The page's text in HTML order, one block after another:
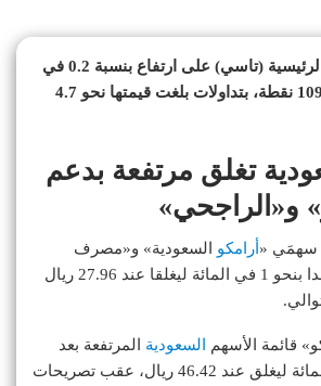
أنهى مؤشر السوق الرئيسية (تاسي) على ارتفاع بنسبة 0.2 في
المائة ليغلق عند 10982 نقطة، بتداولات بلغت قيمتها نحو 4.7
تغلق مرتفعة بدعم
و«الراجحي»
سهمَي « أرامكو السعودية» و«مصرف
الراجحي»، حيث صعدا بنحو 1 في المائة ليغلقا عند 27.96 ريال
قائمة الأسهم السعودية المرتفعة بعد
قفزة بلغت 10 في المائة ليغلق عند 46.42 ريال، عقب تصريحات